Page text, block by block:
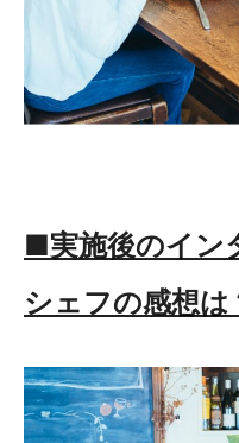
■実施後のイン
シェフの感想は